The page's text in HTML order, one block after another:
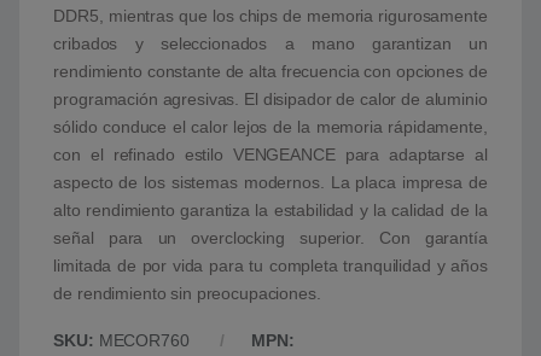
DDR5, mientras que los chips de memoria rigurosamente
cribados y seleccionados a mano garantizan un
rendimiento constante de alta frecuencia con opciones de
programación agresivas. El disipador de calor de aluminio
sólido conduce el calor lejos de la memoria rápidamente,
con el refinado estilo VENGEANCE para adaptarse al
aspecto de los sistemas modernos. La placa impresa de
alto rendimiento garantiza la estabilidad y la calidad de la
señal para un overclocking superior. Con garantía
limitada de por vida para tu completa tranquilidad y años
de rendimiento sin preocupaciones.
SKU: MECOR760
MPN: